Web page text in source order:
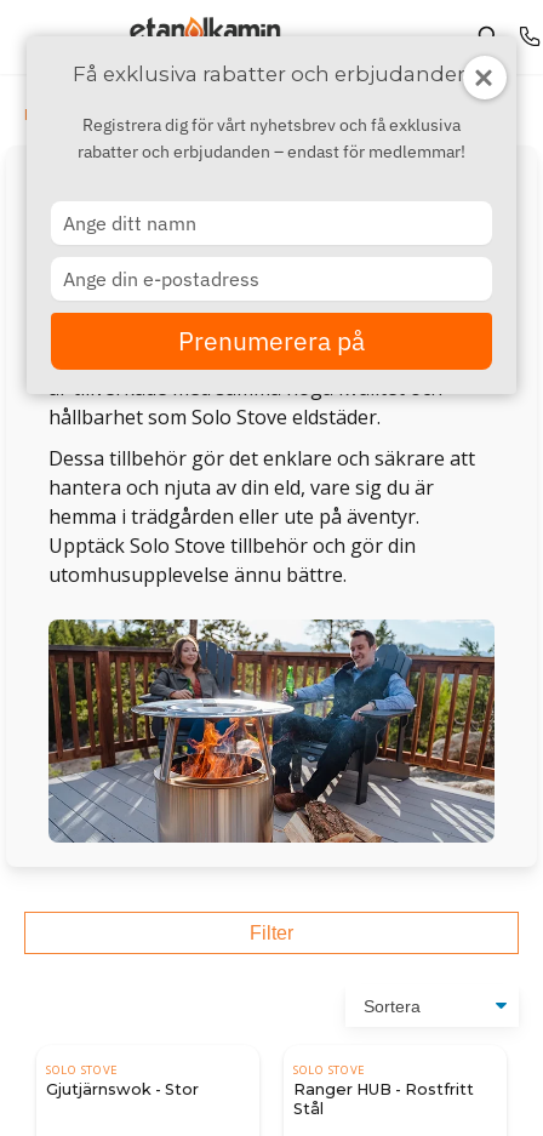
Få exklusiva rabatter och erbjudanden
Registrera dig för vårt nyhetsbrev och få exklusiva
rabatter och erbjudanden – endast för medlemmar!
Type
your
name
Type
your
email
Prenumerera på
Märken › P - S Solo Stove › Solo Stove Tillbehör
Solo Stove tillbehör är designade för att
komplettera och förbättra din
eldstadsupplevelse. Sortimentet inkluderar
praktiska och eleganta lösningar som
gnistskydd, bärväskor, och eldverktyg, vilka alla
är tillverkade med samma höga kvalitet och
hållbarhet som Solo Stove eldstäder.
Dessa tillbehör gör det enklare och säkrare att
hantera och njuta av din eld, vare sig du är
hemma i trädgården eller ute på äventyr.
Upptäck Solo Stove tillbehör och gör din
utomhusupplevelse ännu bättre.
Filter
SOLO STOVE
Gjutjärnswok - Stor
SOLO STOVE
Ranger HUB - Rostfritt
Stål